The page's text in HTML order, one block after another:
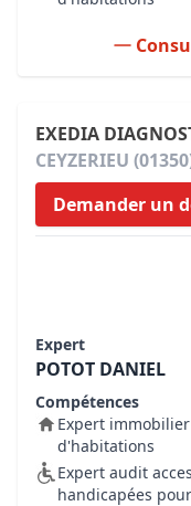
EXEDIA
CEYZERIEU
Demander un
Expert
POTOT DANIEL
Compétences
Expert
d'habitations
Expert audit
handicapées